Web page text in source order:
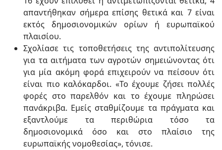
απαντήθηκαν σήμερα επίσης θετικά και 7 είναι
εκτός δηµοσιονοµικών ορίων ή ευρωπαϊκού
πλαισίου.
Σχολίασε τις τοποθετήσεις της αντιπολίτευσης
για τα αιτήματα των αγροτών σημειώνοντας ότι
για μία ακόμη φορά επιχειρούν να πείσουν ότι
είναι πιο καλόκαρδοι. «Το έχουμε ζήσει πολλές
φορές στο παρελθόν και το έχουμε πληρώσει
πανάκριβα. Εμείς σταθμίζουμε τα πράγματα και
εξαντλούμε τα περιθώρια τόσο τα
δημοσιονομικά όσο και στο πλαίσιο της
ευρωπαϊκής νομοθεσίας», τόνισε.